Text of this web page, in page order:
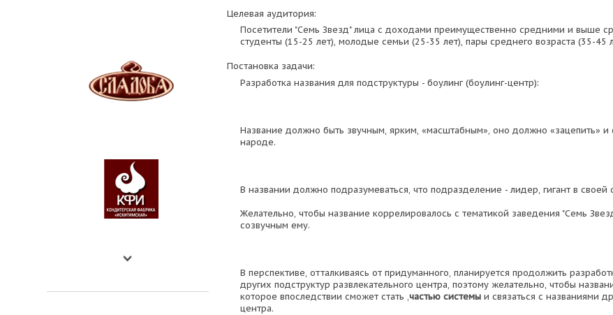
Целевая аудитория:
Посетители "Семь Звезд" лица с доходами преимущественно средними и выше
студенты (15-25 лет), молодые семьи (25-35 лет), пары среднего возраста (35-45
Постановка задачи:
Разработка названия для подструктуры - боулинг (боулинг-центр):
Название должно быть звучным, ярким, «масштабным», оно должно «зацепить» и
народе.
В названии должно подразумеваться, что подразделение - лидер, гигант в своей
Желательно, чтобы название коррелировалось с тематикой заведения "Семь
созвучным ему.
В перспективе, отталкиваясь от придуманного, планируется продолжить
других подструктур развлекательного центра, поэтому желательно, чтобы
которое впоследствии сможет стать ,частью системыи связаться с названиями
центра.